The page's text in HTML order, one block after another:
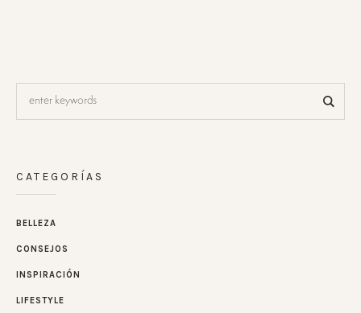
CATEGORÍAS
BELLEZA
CONSEJOS
INSPIRACIÓN
LIFESTYLE